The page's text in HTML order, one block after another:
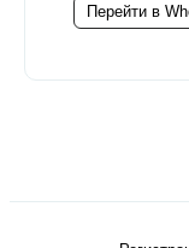
Перейти в